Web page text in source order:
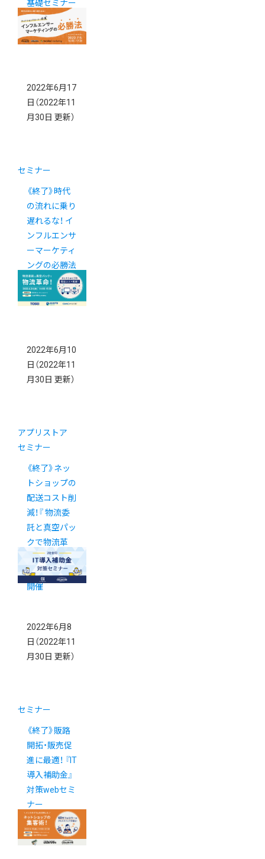
基礎セミナー
2022年6月17
日 （2022年11
月30日 更新）
セミナー
《終了》時代
の流れに乗り
遅れるな！ イ
ンフルエンサ
ーマーケティ
ングの必勝法
を解説
2022年6月10
日 （2022年11
月30日 更新）
アプリストア
セミナー
《終了》ネッ
トショップの
配送コスト削
減！『 物流委
託と真空パッ
クで物流革
命！』 オンラ
インセミナー
開催
2022年6月8
日 （2022年11
月30日 更新）
セミナー
《終了》販路
開拓・販売促
進に最適！ 『IT
導入補助金』
対策webセミ
ナー